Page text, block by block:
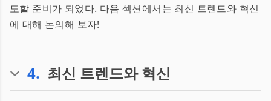
도할 준비가 되었다. 다음 섹션에서는 최신 트렌드와 혁신
에 대해 논의해 보자!
4. 최신 트렌드와 혁신